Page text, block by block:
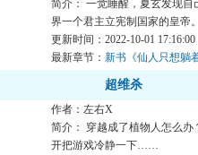
简介： 一觉睡醒，夏玄发现自
界一个君主立宪制国家的皇帝。
...
更新时间：2022-10-01 17:16:00
最新章节： 新书《仙人只想躺
超维杀
作者：左右X
简介： 穿越成了植物人怎么办
开把游戏冷静一下……